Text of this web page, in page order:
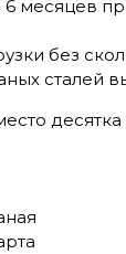
месяцев
без
сталей
десятка